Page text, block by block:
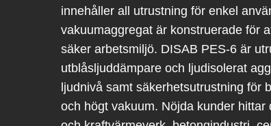
innehåller all utrustning för enkel
vakuumaggregat är konstruerade för
säker arbetsmiljö. DISAB PES-6 är
utblåsljuddämpare och ljudisolerat
ljudnivå samt säkerhetsutrustning för
och högt vakuum. Nöjda kunder hittar